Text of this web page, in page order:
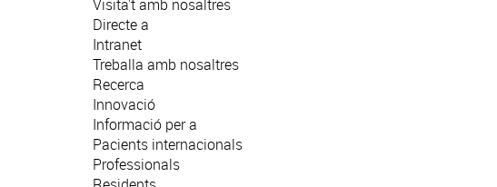
Visita't amb nosaltres
Directe a
Intranet
Treballa amb nosaltres
Recerca
Innovació
Informació per a
Pacients internacionals
Professionals